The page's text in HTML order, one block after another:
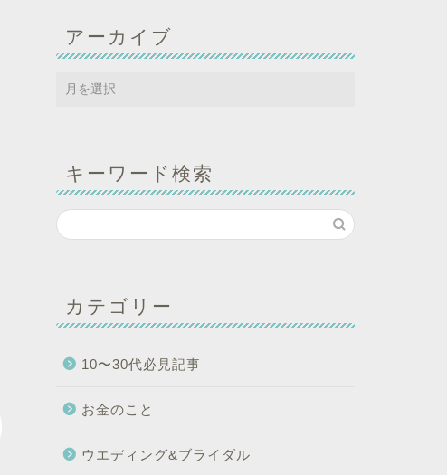
アーカイブ
キーワード検索
カテゴリー
10〜30代必見記事
お金のこと
ウエディング&ブライダル